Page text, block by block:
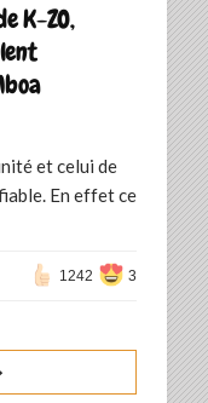
K-ZO,
et celui de
En effet ce
1242 3